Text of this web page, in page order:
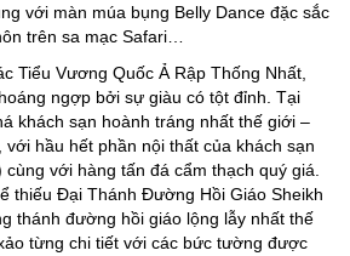
với màn múa bụng Belly Dance đặc sắc
trên sa mạc Safari…
Tiểu Vương Quốc Ả Rập Thống Nhất,
ngợp bởi sự giàu có tột đỉnh. Tại
khách sạn hoành tráng nhất thế giới –
với hầu hết phần nội thất của khách sạn
với hàng tấn đá cẩm thạch quý giá.
thiếu Đại Thánh Đường Hồi Giáo Sheikh
thánh đường hồi giáo lộng lẫy nhất thế
từng chi tiết với các bức tường được